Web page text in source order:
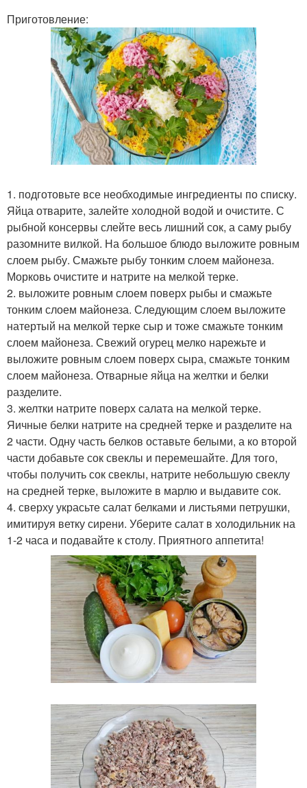
Приготовление:
1. подготовьте все необходимые ингредиенты по списку.
Яйца отварите, залейте холодной водой и очистите. С
рыбной консервы слейте весь лишний сок, а саму рыбу
разомните вилкой. На большое блюдо выложите ровным
слоем рыбу. Смажьте рыбу тонким слоем майонеза.
Морковь очистите и натрите на мелкой терке.
2. выложите ровным слоем поверх рыбы и смажьте
тонким слоем майонеза. Следующим слоем выложите
натертый на мелкой терке сыр и тоже смажьте тонким
слоем майонеза. Свежий огурец мелко нарежьте и
выложите ровным слоем поверх сыра, смажьте тонким
слоем майонеза. Отварные яйца на желтки и белки
разделите.
3. желтки натрите поверх салата на мелкой терке.
Яичные белки натрите на средней терке и разделите на
2 части. Одну часть белков оставьте белыми, а ко второй
части добавьте сок свеклы и перемешайте. Для того,
чтобы получить сок свеклы, натрите небольшую свеклу
на средней терке, выложите в марлю и выдавите сок.
4. сверху украсьте салат белками и листьями петрушки,
имитируя ветку сирени. Уберите салат в холодильник на
1-2 часа и подавайте к столу. Приятного аппетита!